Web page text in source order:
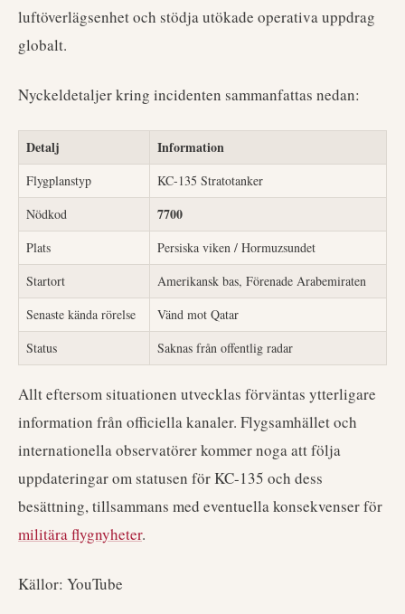
luftöverlägsenhet och stödja utökade operativa uppdrag
globalt.
Nyckeldetaljer kring incidenten sammanfattas nedan:
Detalj Information
Flygplanstyp
KC-135 Stratotanker
Nödkod
7700
Plats
Persiska viken / Hormuzsundet
Startort
Amerikansk bas, Förenade Arabemiraten
Senaste kända rörelse
Vänd mot Qatar
Status
Saknas från offentlig radar
Allt eftersom situationen utvecklas förväntas ytterligare
information från officiella kanaler. Flygsamhället och
internationella observatörer kommer noga att följa
uppdateringar om statusen för KC-135 och dess
besättning, tillsammans med eventuella konsekvenser för
militära flygnyheter.
Källor: YouTube